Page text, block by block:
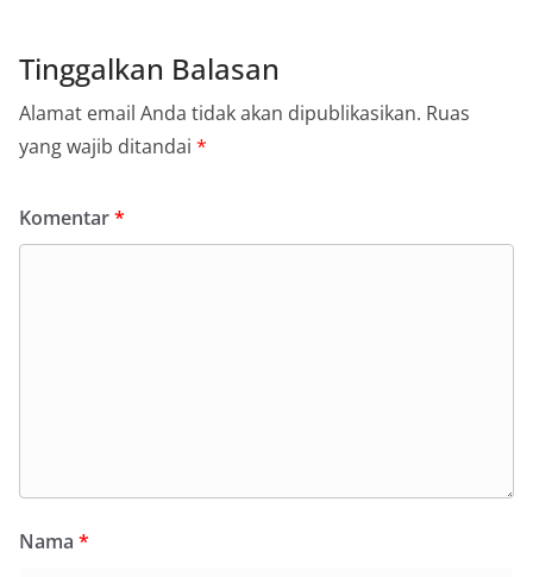
Tinggalkan Balasan
Alamat email Anda tidak akan dipublikasikan. Ruas
yang wajib ditandai *
Komentar*
Nama *